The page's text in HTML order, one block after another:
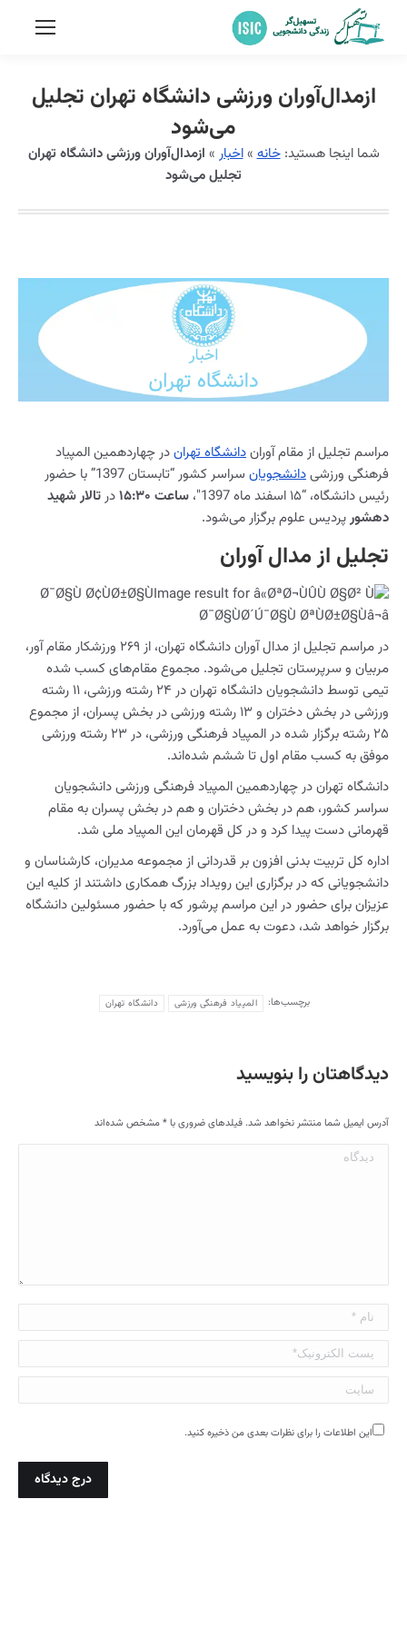
ازمدال‌آوران ورزشی دانشگاه تهران تجلیل
می‌شود
شما اینجا هستید:خانه»اخبار » ازمدال‌آوران ورزشی دانشگاه تهران
تجلیل می‌شود
مراسم تجلیل از مقام آوراندانشگاه تهراندر چهاردهمین المپیاد
فرهنگی ورزشیدانشجویان
سراسر کشور “تابستان 1397” با حضور
رئیس دانشگاه، “۱۵ اسفند ماه 1397″،
ساعت ۱۵:۳۰ درتالار شهید
دهشورپردیس علوم برگزار می‌شود.
تجلیل از مدال آوران
در مراسم تجلیل از مدال آوران دانشگاه تهران، از ۲۶۹ ورزشکار مقام آور،
مربیان و سرپرستان تجلیل می‌شود. مجموع مقام‌های کسب شده
تیمی توسط دانشجویان دانشگاه تهران در ۲۴ رشته ورزشی، ۱۱ رشته
ورزشی در بخش دختران و ۱۳ رشته ورزشی در بخش پسران، از مجموع
۲۵ رشته برگزار شده در المپیاد فرهنگی ورزشی، در ۲۳ رشته ورزشی
موفق به کسب مقام اول تا ششم شده‌اند.
دانشگاه تهران در چهاردهمین المپیاد فرهنگی ورزشی دانشجویان
سراسر کشور، هم در بخش دختران و هم در بخش پسران به مقام
قهرمانی دست پیدا کرد و در کل قهرمان این المپیاد ملی شد.
اداره کل تربیت بدنی افزون بر قدردانی از مجموعه مدیران، کارشناسان و
دانشجویانی که در برگزاری این رویداد بزرگ همکاری داشتند از کلیه این
عزیزان برای حضور در این مراسم پرشور که با حضور مسئولین دانشگاه
برگزار خواهد شد، دعوت به عمل می‌آورد.
برچسب‌ها: المپیاد فرهنگی ورزشی دانشگاه تهران
دیدگاهتان را بنویسید
آدرس ایمیل شما منتشر نخواهد شد. فیلدهای ضروری با*مشخص شده‌اند
دیدگاه
نام *
پست الکترونیک*
سایت
این اطلاعات را برای نظرات بعدی من ذخیره کنید.
درج دیدگاه